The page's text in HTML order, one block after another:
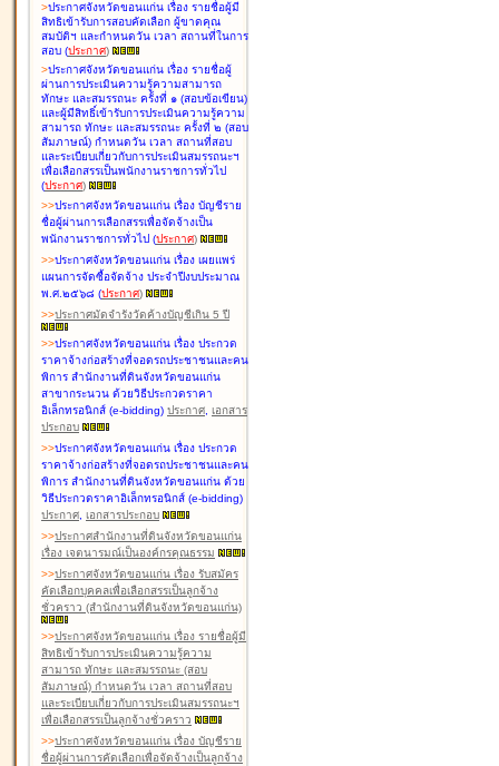
>ประกาศจังหวัดขอนแก่น เรื่อง รายชื่อผู้มี
สิทธิเข้ารับการสอบคัดเลือก ผู้ขาดคุณ
สมบัติฯ และกำหนดวัน เวลา สถานที่ในการ
สอบ (ประกาศ)
>ประกาศจังหวัดขอนแก่น เรื่อง รายชื่อผู้
ผ่านการประเมินความรู้ความสามารถ
ทักษะ และสมรรถนะ ครั้งที่ ๑ (สอบข้อเขียน)
และผู้มีสิทธิ์เข้ารับการประเมินความรู้ความ
สามารถ ทักษะ และสมรรถนะ ครั้งที่ ๒ (สอบ
สัมภาษณ์) กำหนดวัน เวลา สถานที่สอบ
และระเบียบเกี่ยวกับการประเมินสมรรถนะฯ
เพื่อเลือกสรรเป็นพนักงานราชการทั่วไป
(ประกาศ)
>>ประกาศจังหวัดขอนแก่น เรื่อง บัญชีราย
ชื่อผู้ผ่านการเลือกสรรเพื่อจัดจ้างเป็น
พนักงานราชการทั่วไป (ประกาศ)
>>ประกาศจังหวัดขอนแก่น เรื่อง เผยแพร่
แผนการจัดซื้อจัดจ้าง ประจำปีงบประมาณ
พ.ศ.๒๕๖๘ (ประกาศ)
>>ประกาศมัดจำรังวัดค้างบัญชีเกิน 5 ปี
>>ประกาศจังหวัดขอนแก่น เรื่อง ประกวด
ราคาจ้างก่อสร้างที่จอดรถประชาชนและคน
พิการ สำนักงานที่ดินจังหวัดขอนแก่น
สาขากระนวน ด้วยวิธีประกวดราคา
อิเล็กทรอนิกส์ (e-bidding) ประกาศ, เอกสาร
ประกอบ
>>ประกาศจังหวัดขอนแก่น เรื่อง ประกวด
ราคาจ้างก่อสร้างที่จอดรถประชาชนและคน
พิการ สำนักงานที่ดินจังหวัดขอนแก่น ด้วย
วิธีประกวดราคาอิเล็กทรอนิกส์ (e-bidding)
ประกาศ, เอกสารประกอบ
>>ประกาศสำนักงานที่ดินจังหวัดขอนแก่น
เรื่อง เจตนารมณ์เป็นองค์กรคุณธรรม
>>ประกาศจังหวัดขอนแก่น เรื่อง รับสมัคร
คัดเลือกบุคคลเพื่อเลือกสรรเป็นลูกจ้าง
ชั่วคราว (สำนักงานที่ดินจังหวัดขอนแก่น)
>>ประกาศจังหวัดขอนแก่น เรื่อง รายชื่อผู้มี
สิทธิเข้ารับการประเมินความรู้ความ
สามารถ ทักษะ และสมรรถนะ (สอบ
สัมภาษณ์) กำหนดวัน เวลา สถานที่สอบ
และระเบียบเกี่ยวกับการประเมินสมรรถนะฯ
เพื่อเลือกสรรเป็นลูกจ้างชั่วคราว
>>ประกาศจังหวัดขอนแก่น เรื่อง บัญชีราย
ชื่อผู้ผ่านการคัดเลือกเพื่อจัดจ้างเป็นลูกจ้าง